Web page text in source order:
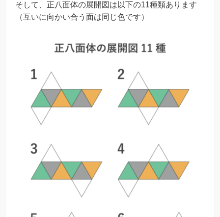
そして、正八面体の展開図は以下の11種類あります
（互いに向かい合う面は同じ色です）